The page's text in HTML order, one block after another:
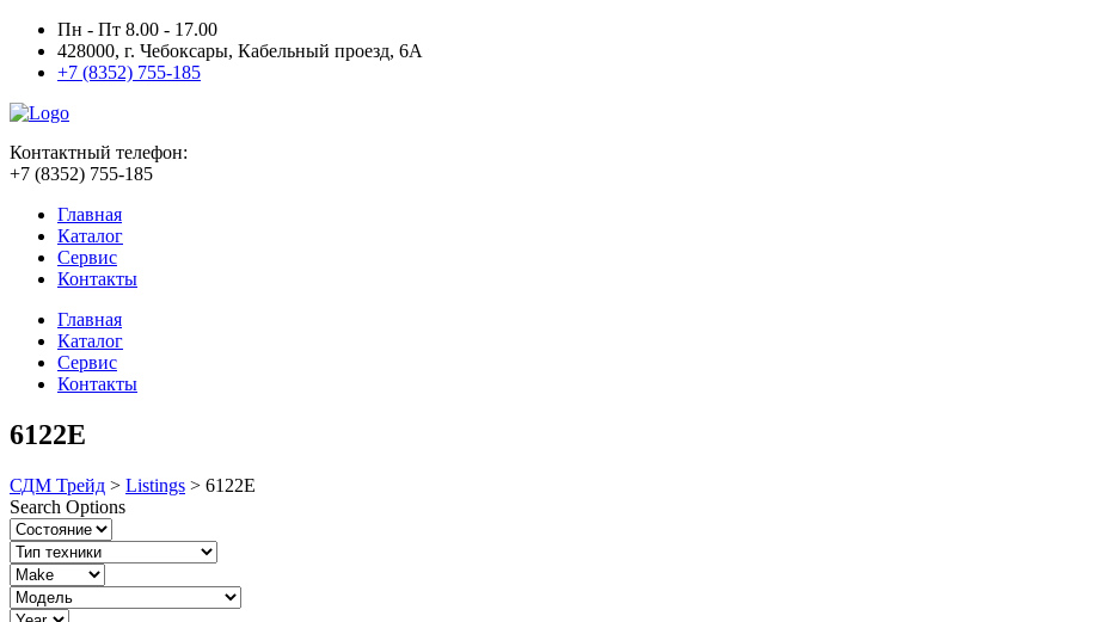
Пн - Пт 8.00 - 17.00
428000, г. Чебоксары, Кабельный проезд, 6А
+7 (8352) 755-185
Контактный телефон:
+7 (8352) 755-185
Главная
Каталог
Сервис
Контакты
Главная
Каталог
Сервис
Контакты
6122E
СДМ Трейд > Listings > 6122E
Search Options